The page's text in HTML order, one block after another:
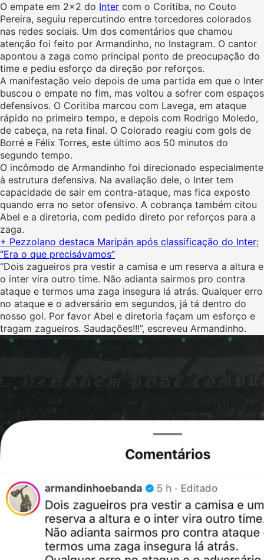
O empate em 2×2 do Inter com o Coritiba, no Couto
Pereira, seguiu repercutindo entre torcedores colorados
nas redes sociais. Um dos comentários que chamou
atenção foi feito por Armandinho, no Instagram. O cantor
apontou a zaga como principal ponto de preocupação do
time e pediu esforço da direção por reforços.
A manifestação veio depois de uma partida em que o Inter
buscou o empate no fim, mas voltou a sofrer com espaços
defensivos. O Coritiba marcou com Lavega, em ataque
rápido no primeiro tempo, e depois com Rodrigo Moledo,
de cabeça, na reta final. O Colorado reagiu com gols de
Borré e Félix Torres, este último aos 50 minutos do
segundo tempo.
O incômodo de Armandinho foi direcionado especialmente
à estrutura defensiva. Na avaliação dele, o Inter tem
capacidade de sair em contra-ataque, mas fica exposto
quando erra no setor ofensivo. A cobrança também citou
Abel e a diretoria, com pedido direto por reforços para a
zaga.
+ Pezzolano destaca Maripán após classificação do Inter:
“Era o que precisávamos”
“Dois zagueiros pra vestir a camisa e um reserva a altura e
o inter vira outro time. Não adianta sairmos pro contra
ataque e termos uma zaga insegura lá atrás. Qualquer erro
no ataque e o adversário em segundos, já tá dentro do
nosso gol. Por favor Abel e diretoria façam um esforço e
tragam zagueiros. Saudações!!!”, escreveu Armandinho.